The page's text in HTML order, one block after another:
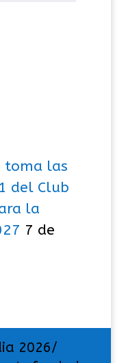
toma las
del Club
la
7 de
2026/